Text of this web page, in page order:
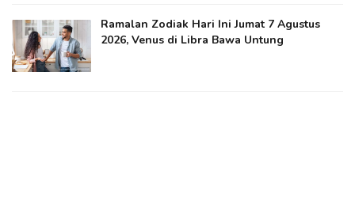
Ramalan Zodiak Hari Ini Jumat 7 Agustus
2026, Venus di Libra Bawa Untung